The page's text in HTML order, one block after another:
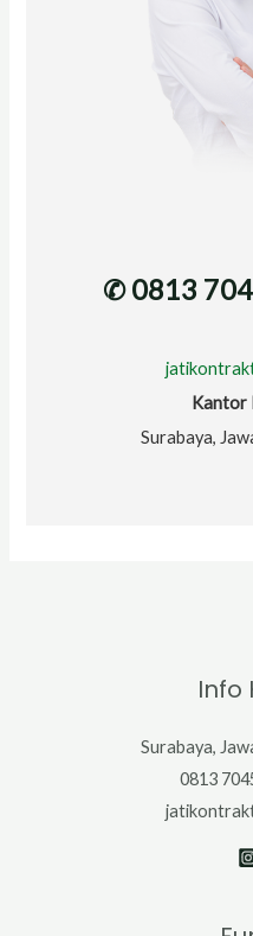
✆ 0813
Kantor
Surabaya,
Info
Surabaya,
0813